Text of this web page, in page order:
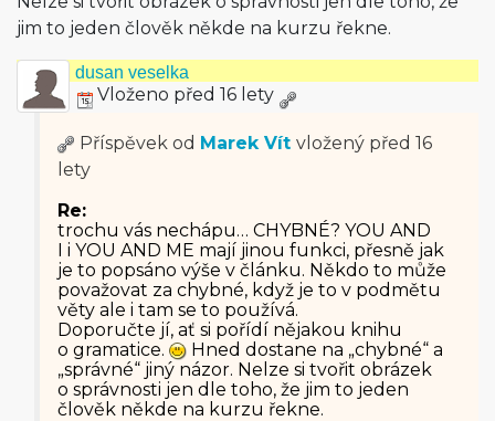
jim to jeden člověk někde na kurzu řekne.
dusan veselka
Vloženo před 16 lety
Příspěvek od Marek Vít vložený před 16
lety
Re:
trochu vás nechápu… CHYBNÉ? YOU AND
I i YOU AND ME mají jinou funkci, přesně jak
je to popsáno výše v článku. Někdo to může
považovat za chybné, když je to v podmětu
věty ale i tam se to používá.
Doporučte jí, ať si pořídí nějakou knihu
o gramatice.
Hned dostane na „chybné“ a
„správné“ jiný názor. Nelze si tvořit obrázek
o správnosti jen dle toho, že jim to jeden
člověk někde na kurzu řekne.